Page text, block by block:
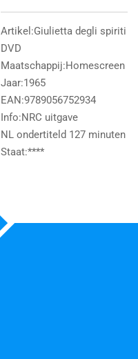
Artikel:Giulietta degli spiriti
DVD
Maatschappij:Homescreen
Jaar:1965
EAN:9789056752934
Info:NRC uitgave
NL ondertiteld 127 minuten
Staat:****